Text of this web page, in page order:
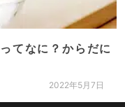
てなに？からだに
2022年5月7日